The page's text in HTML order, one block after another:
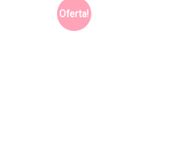
Oferta!